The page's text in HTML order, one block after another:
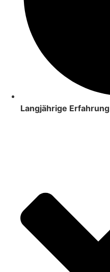
Langjährige Erfahrung